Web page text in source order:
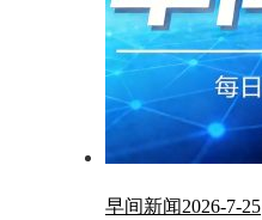
早间新闻2026-7-25